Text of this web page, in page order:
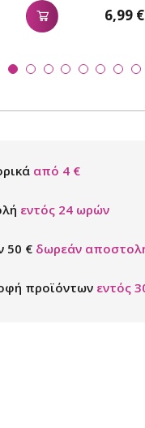
6,99 €
από 4 €
εντός 24 ωρών
50 € δωρεάν
προϊόντων εντός